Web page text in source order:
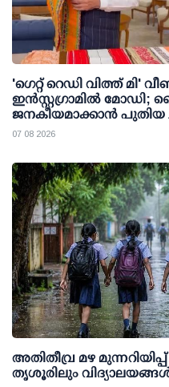
'ഗെറ്റ് റെഡി വിത്ത് മി'
ഇന്‍സ്റ്റഗ്രാമില്‍ മോഡി;
ജനകീയമാക്കാന്‍ പുതിയ
07 08 2026
അതിതീവ്ര മഴ
തൃശൂരിലും